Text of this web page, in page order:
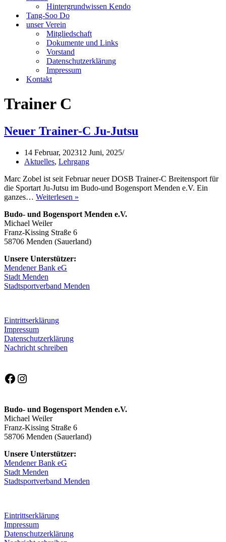
Hintergrundwissen Kendo
Tang-Soo Do
unser Verein
Mitgliedschaft
Dokumente und Links
Vorstand
Datenschutzerklärung
Impressum
Kontakt
Trainer C
Neuer Trainer-C Ju-Jutsu
14 Februar, 202312 Juni, 2025
Aktuelles, Lehrgang
Marc Zobel ist seit Februar neuer DOSB Trainer-C Breitensport für
die Sportart Ju-Jutsu im Budo-und Bogensport Menden e.V. Ein
ganzes… Weiterlesen »
C
Budo- und Bogensport Menden e.V.
Michael Weiler
Franz-Kissing Straße 6
58706 Menden (Sauerland)
Unsere Unterstützer:
Mendener Bank eG
Stadt Menden
Stadtsportverband Menden
Eintrittserklärung
Impressum
Datenschutzerklärung
Nachricht schreiben
Facebook
Instagram
Budo- und Bogensport Menden e.V.
Michael Weiler
Franz-Kissing Straße 6
58706 Menden (Sauerland)
Unsere Unterstützer:
Mendener Bank eG
Stadt Menden
Stadtsportverband Menden
Eintrittserklärung
Impressum
Datenschutzerklärung